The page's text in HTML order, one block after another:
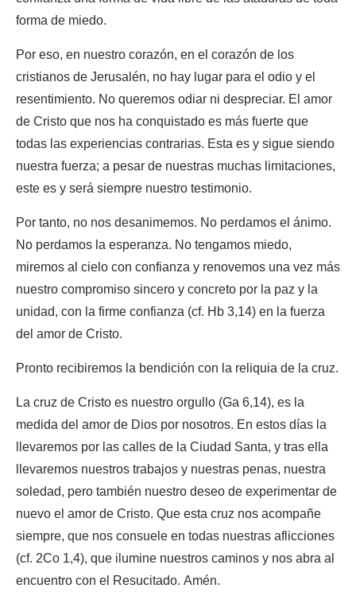
forma de miedo.
Por eso, en nuestro corazón, en el corazón de los
cristianos de Jerusalén, no hay lugar para el odio y el
resentimiento. No queremos odiar ni despreciar. El amor
de Cristo que nos ha conquistado es más fuerte que
todas las experiencias contrarias. Esta es y sigue siendo
nuestra fuerza; a pesar de nuestras muchas limitaciones,
este es y será siempre nuestro testimonio.
Por tanto, no nos desanimemos. No perdamos el ánimo.
No perdamos la esperanza. No tengamos miedo,
miremos al cielo con confianza y renovemos una vez más
nuestro compromiso sincero y concreto por la paz y la
unidad, con la firme confianza (cf. Hb 3,14) en la fuerza
del amor de Cristo.
Pronto recibiremos la bendición con la reliquia de la cruz.
La cruz de Cristo es nuestro orgullo (Ga 6,14), es la
medida del amor de Dios por nosotros. En estos días la
llevaremos por las calles de la Ciudad Santa, y tras ella
llevaremos nuestros trabajos y nuestras penas, nuestra
soledad, pero también nuestro deseo de experimentar de
nuevo el amor de Cristo. Que esta cruz nos acompañe
siempre, que nos consuele en todas nuestras aflicciones
(cf. 2Co 1,4), que ilumine nuestros caminos y nos abra al
encuentro con el Resucitado. Amén.